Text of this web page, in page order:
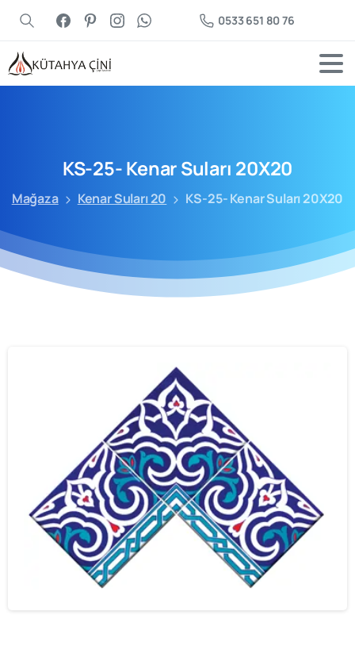
0533 651 80 76
KS-25-KenarSuları 20X20
Mağaza Kenar Suları 20 KS-25- Kenar Suları 20X20